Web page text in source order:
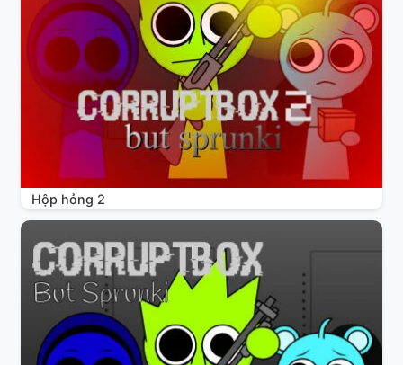
Hộp hỏng 2